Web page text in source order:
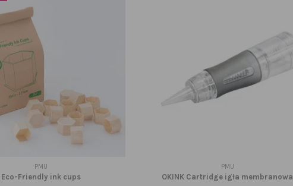
PMU
Eco-Friendly ink cups
PMU
OKINK Cartridge igła membranowa